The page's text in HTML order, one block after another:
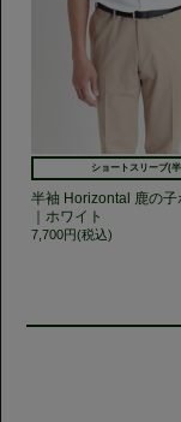
ショートスリーブ(
半袖 Horizontal 鹿の子
｜ホワイト
7,700円(税込)